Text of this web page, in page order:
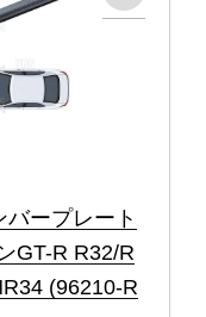
ープレート
GT-R R32/R
(96210-R